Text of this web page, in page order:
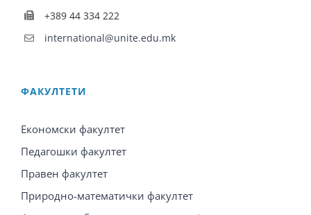
+389 44 334 222
international@unite.edu.mk
ФАКУЛТЕТИ
Економски факултет
Педагошки факултет
Правен факултет
Природно-математички факултет